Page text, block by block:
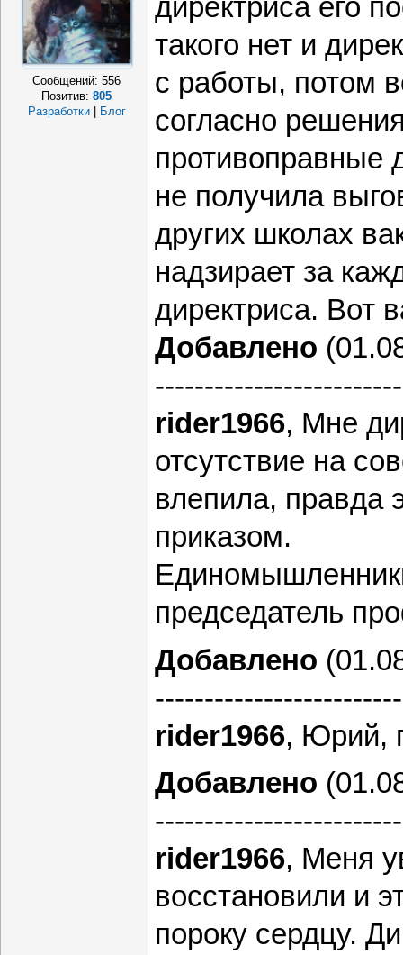
Сообщений:556
Позитив:805
Разработки
Блог
директриса его
такого нет и
с работы, потом
согласно
противоправные
не получила
других школах
надзирает за
директриса. Вот
Добавлено
rider1966, Мне
отсутствие на
влепила, правда
приказом.
председатель
Добавлено
rider1966, Юрий,
Добавлено
rider1966, Меня
восстановили и
пороку сердцу.